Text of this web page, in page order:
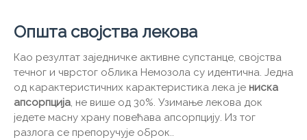
Општа својства лекова
Као резултат заједничке активне супстанце, својства
течног и чврстог облика Немозола су идентична. Једна
од карактеристичних карактеристика лека је ниска
апсорпција, не више од 30%. Узимање лекова док
једете масну храну повећава апсорпцију. Из тог
разлога се препоручује оброк..